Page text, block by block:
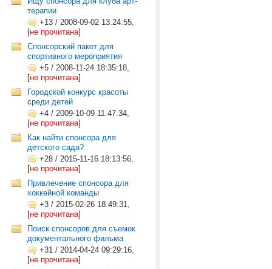
терапии
+13 / 2008-09-02 13:24:55,
[не прочитана]
Спонсорский пакет для
спортивного мероприятия
+5 / 2008-11-24 18:35:18,
[не прочитана]
Городской конкурс красоты
среди детей
+4 / 2009-10-09 11:47:34,
[не прочитана]
Как найти спонсора для
детского сада?
+28 / 2015-11-16 18:13:56,
[не прочитана]
Привлечение спонсора для
хоккейной команды
+3 / 2015-02-26 18:49:31,
[не прочитана]
Поиск спонсоров для съемок
документального фильма
+31 / 2014-04-24 09:29:16,
[не прочитана]